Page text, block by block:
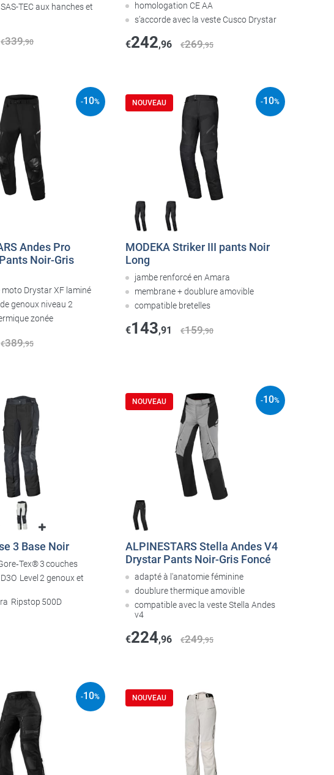
TEC aux hanches et
€339,90
homologation CE AA
s’accorde avec la veste Cusco Drystar
€242,96 €269,95
Andes Pro
Noir-Gris
Drystar XF laminé
genoux niveau 2
zonée
€389,95
-10% NOUVEAU
MODEKA Striker III pants Noir
Long
jambe renforcé en Amara
membrane + doublure amovible
compatible bretelles
€143,91 €159,90
-10%
3 Base Noir
3 couches
Level 2 genoux et
Ripstop 500D
NOUVEAU
ALPINESTARS Stella Andes V4
Drystar Pants Noir-Gris Foncé
adapté à l'anatomie féminine
doublure thermique amovible
compatible avec la veste Stella Andes
v4
€224,96 €249,95
-10%
-10% NOUVEAU